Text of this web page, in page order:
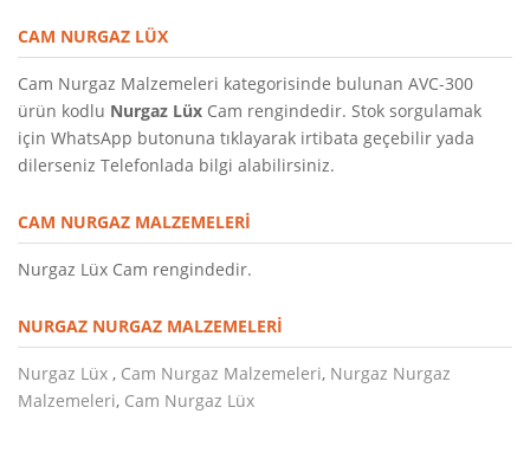
CAM NURGAZ LÜX
Cam Nurgaz Malzemeleri kategorisinde bulunan AVC-300
ürün kodlu Nurgaz Lüx Cam rengindedir. Stok sorgulamak
için WhatsApp butonuna tıklayarak irtibata geçebilir yada
dilerseniz Telefonlada bilgi alabilirsiniz.
CAM NURGAZ MALZEMELERI
Nurgaz Lüx Cam rengindedir.
NURGAZ NURGAZ MALZEMELERI
Nurgaz Lüx , Cam Nurgaz Malzemeleri, Nurgaz Nurgaz
Malzemeleri, Cam Nurgaz Lüx